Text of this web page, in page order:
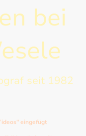
bei
seit 1982
eingefügt